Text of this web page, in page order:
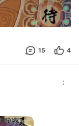
15 4